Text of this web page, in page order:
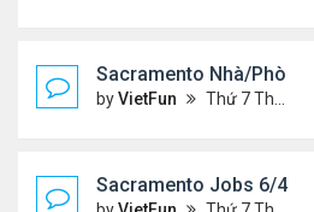
Sacramento Nhà/Phòng
byVietFun Thứ 7 Tháng 6 05, 2021 10:13 am
Sacramento Jobs 6/4/